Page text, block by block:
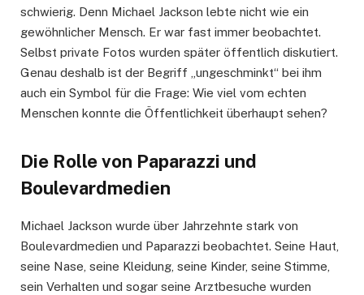
schwierig. Denn Michael Jackson lebte nicht wie ein
gewöhnlicher Mensch. Er war fast immer beobachtet.
Selbst private Fotos wurden später öffentlich diskutiert.
Genau deshalb ist der Begriff „ungeschminkt“ bei ihm
auch ein Symbol für die Frage: Wie viel vom echten
Menschen konnte die Öffentlichkeit überhaupt sehen?
Die Rolle von Paparazzi und
Boulevardmedien
Michael Jackson wurde über Jahrzehnte stark von
Boulevardmedien und Paparazzi beobachtet. Seine Haut,
seine Nase, seine Kleidung, seine Kinder, seine Stimme,
sein Verhalten und sogar seine Arztbesuche wurden